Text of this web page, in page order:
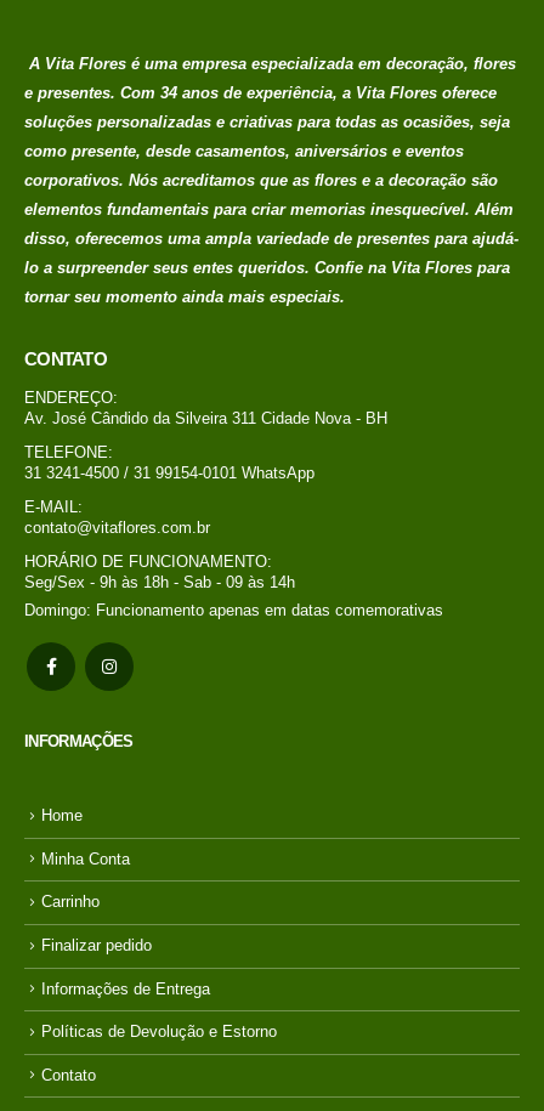
0out of 5
R$689,00
credito avista, (P/
mais condições
entre em contato
com a loja)
Buque Core P
R$198,00no
mais condições
com a loja)
A Vita Flores é uma empresa especializada em decoração, flores
e presentes. Com 34 anos de experiência, a Vita Flores oferece
soluções personalizadas e criativas para todas as ocasiões, seja
como presente, desde casamentos, aniversários e eventos
corporativos. Nós acreditamos que as flores e a decoração são
elementos fundamentais para criar memorias inesquecível. Além
disso, oferecemos uma ampla variedade de presentes para ajudá-
lo a surpreender seus entes queridos. Confie na Vita Flores para
tornar seu momento ainda mais especiais.
CONTATO
ENDEREÇO:
Av. José Cândido da Silveira 311 Cidade Nova - BH
TELEFONE:
31 3241-4500 / 31 99154-0101 WhatsApp
E-MAIL:
contato@vitaflores.com.br
HORÁRIO DE FUNCIONAMENTO:
Seg/Sex - 9h às 18h - Sab - 09 às 14h
Domingo: Funcionamento apenas em datas comemorativas
INFORMAÇÕES
Home
Minha Conta
Carrinho
Finalizar pedido
Informações de Entrega
Políticas de Devolução e Estorno
Contato